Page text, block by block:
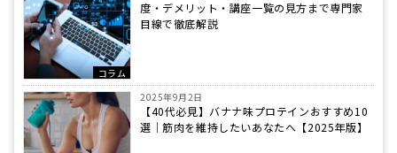
コラム
度・デメリット・講座一覧の見方まで専門家
目線で徹底解説
2025年9月2日
【40代必見】バナナ味プロテインおすすめ10
選｜筋肉を維持したいあなたへ【2025年版】